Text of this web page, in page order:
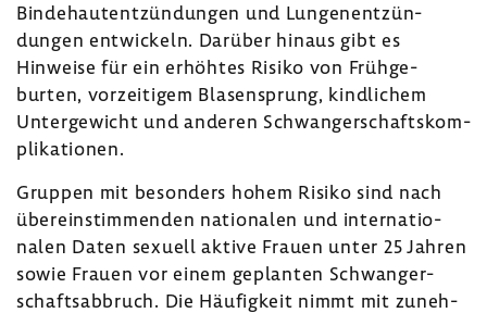
Binde­haut­ent­zün­dungen und Lungen­ent­zün­
dungen entwi­ckeln. Darüber hinaus gibt es
Hinweise für ein erhöhtes Risiko von Früh­ge­
burten, vorzei­tigem Blasen­sprung, kind­li­chem
Unter­ge­wicht und anderen Schwan­ger­schafts­kom­
pli­ka­tionen.
Gruppen mit beson­ders hohem Risiko sind nach
über­ein­stim­menden natio­nalen und inter­na­tio­
nalen Daten sexuell aktive Frauen unter 25 Jahren
sowie Frauen vor einem geplanten Schwan­ger­
schafts­ab­bruch. Die Häufig­keit nimmt mit zuneh­